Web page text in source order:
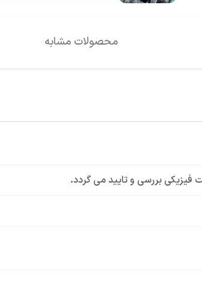
محصولات مشابه
فیزیکی بررسی و تایید می گردد.